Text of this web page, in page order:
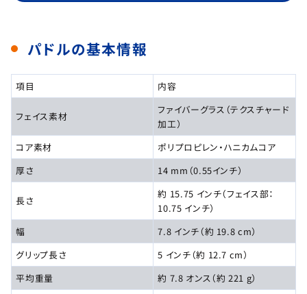
パドルの基本情報
項目 内容
フェイス素材
ファイバーグラス（テクスチャード
加工）
コア素材
ポリプロピレン・ハニカムコア
厚さ
14 mm（0.55インチ）
長さ
約 15.75 インチ（フェイス部：
10.75 インチ）
幅
7.8 インチ（約 19.8 cm）
グリップ長さ
5 インチ（約 12.7 cm）
平均重量
約 7.8 オンス（約 221 g）